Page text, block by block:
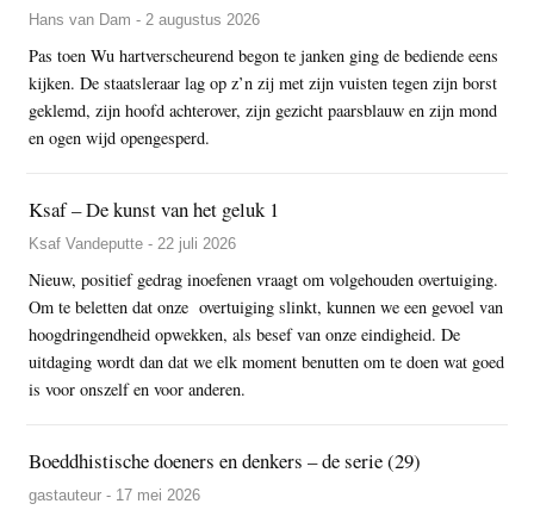
Hans van Dam - 2 augustus 2026
Pas toen Wu hartverscheurend begon te janken ging de bediende eens
kijken. De staatsleraar lag op z’n zij met zijn vuisten tegen zijn borst
geklemd, zijn hoofd achterover, zijn gezicht paarsblauw en zijn mond
en ogen wijd opengesperd.
Ksaf – De kunst van het geluk 1
Ksaf Vandeputte - 22 juli 2026
Nieuw, positief gedrag inoefenen vraagt om volgehouden overtuiging.
Om te beletten dat onze overtuiging slinkt, kunnen we een gevoel van
hoogdringendheid opwekken, als besef van onze eindigheid. De
uitdaging wordt dan dat we elk moment benutten om te doen wat goed
is voor onszelf en voor anderen.
Boeddhistische doeners en denkers – de serie (29)
gastauteur - 17 mei 2026